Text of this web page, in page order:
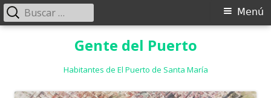
Gente del Puerto
Habitantes de El Puerto de Santa María
Menú
Menú
Buscar: